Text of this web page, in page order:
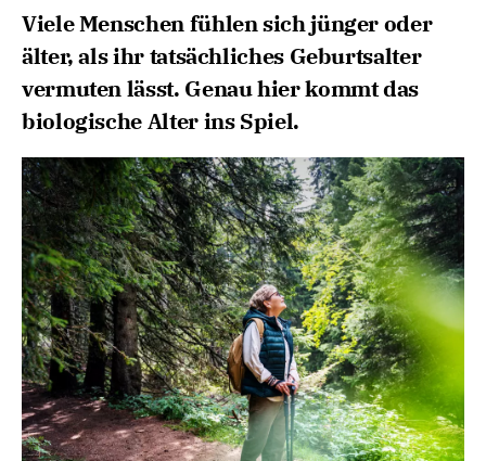
Viele Menschen fühlen sich jünger oder
älter, als ihr tatsächliches Geburtsalter
vermuten lässt. Genau hier kommt das
biologische Alter ins Spiel.